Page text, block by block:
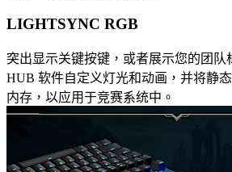
LIGHTSYNC RGB
突出显示关键按键，或者展示您的团队
HUB 软件自定义灯光和动画，并将静
内存，以应用于竞赛系统中。